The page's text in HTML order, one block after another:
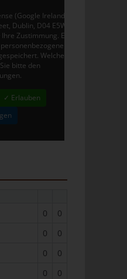
(Google Ireland
Dublin, D04 E5W5,
Zustimmung. Es
Welche
bitte den
✓ Erlauben
0
0
0
0
0
0
0
0